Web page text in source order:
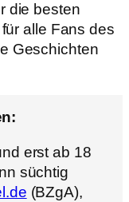
die besten
alle Fans des
Geschichten
erst ab 18
süchtig
(BZgA),